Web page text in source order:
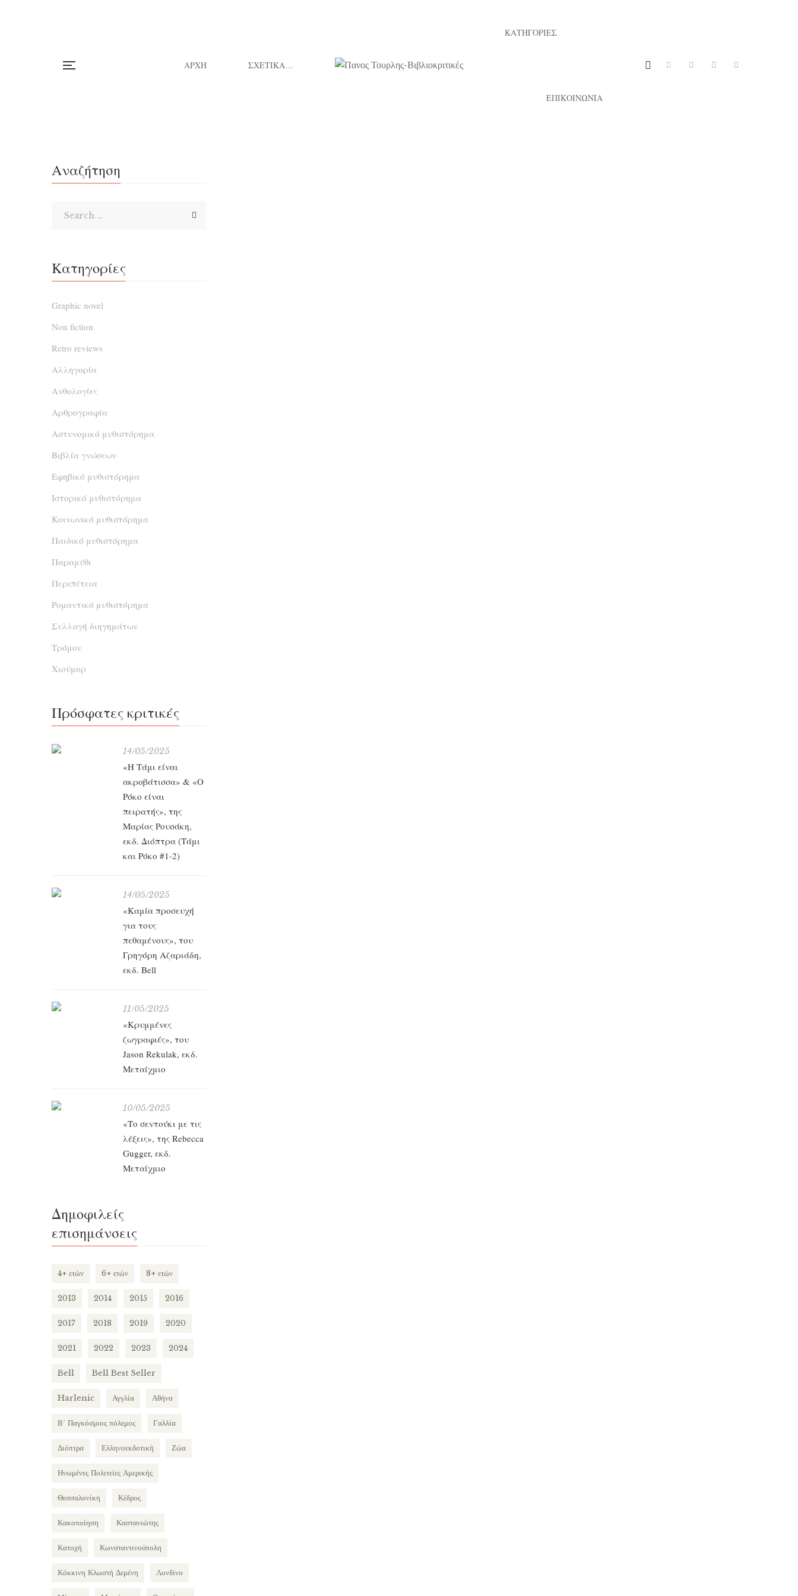
ΑΡΧΗ ΣΧΕΤΙΚΑ…
ΚΑΤΗΓΟΡΙΕΣ
ΕΠΙΚΟΙΝΩΝΙΑ
Αναζήτηση
Κατηγορίες
Graphic novel
Non fiction
Retro reviews
Αλληγορία
Ανθολογίες
Αρθρογραφία
Αστυνομικό μυθιστόρημα
Βιβλία γνώσεων
Εφηβικό μυθιστόρημα
Ιστορικό μυθιστόρημα
Κοινωνικό μυθιστόρημα
Παιδικό μυθιστόρημα
Παραμύθι
Περιπέτεια
Ρομαντικό μυθιστόρημα
Συλλογή διηγημάτων
Τρόμου
Χιούμορ
Πρόσφατες κριτικές
14/05/2025
«Η Τάμι είναι
ακροβάτισσα» & «Ο
Ρόκο είναι
πειρατής», της
Μαρίας Ρουσάκη,
εκδ. Διόπτρα (Τάμι
και Ρόκο #1-2)
14/05/2025
«Καμία προσευχή
για τους
πεθαμένους», του
Γρηγόρη Αζαριάδη,
εκδ. Bell
11/05/2025
«Κρυμμένες
ζωγραφιές», του
Jason Rekulak, εκδ.
Μεταίχμιο
10/05/2025
«Το σεντούκι με τις
λέξεις», της Rebecca
Gugger, εκδ.
Μεταίχμιο
Δημοφιλείς
επισημάνσεις
4+ ετών 6+ ετών 8+ ετών
2013 2014 2015 2016
2017 2018 2019 2020
2021 2022 2023 2024
Bell Bell Best Seller
Harlenic Αγγλία Αθήνα
Β΄ Παγκόσμιος πόλεμος Γαλλία
Διόπτρα Ελληνοεκδοτική Ζώα
Ηνωμένες Πολιτείες Αμερικής
Θεσσαλονίκη Κέδρος
Κακοποίηση Καστανιώτης
Κατοχή Κωνσταντινούπολη
Κόκκινη Κλωστή Δεμένη Λονδίνο